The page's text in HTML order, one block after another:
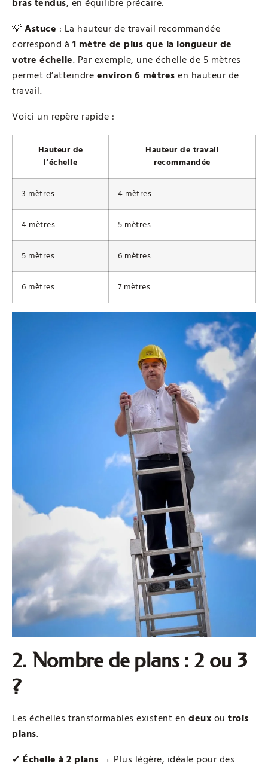
bras tendus, en équilibre précaire.
💡 Astuce : La hauteur de travail recommandée
correspond à 1 mètre de plus que la longueur de
votre échelle. Par exemple, une échelle de 5 mètres
permet d’atteindre environ 6 mètres en hauteur de
travail.
Voici un repère rapide :
Hauteur de
l’échelle
Hauteur de travail
recommandée
3 mètres 4 mètres
4 mètres 5 mètres
5 mètres 6 mètres
6 mètres 7 mètres
2. Nombre de plans : 2 ou 3
?
Les échelles transformables existent en deux ou trois
plans.
✔ Échelle à 2 plans → Plus légère, idéale pour des